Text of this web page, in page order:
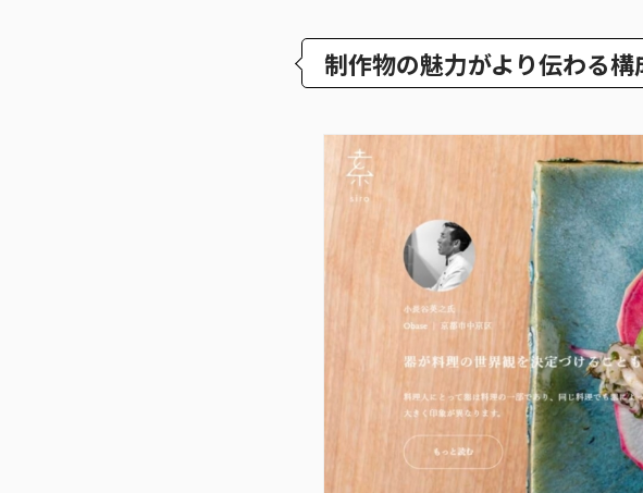
制作物の魅力がより伝わる構